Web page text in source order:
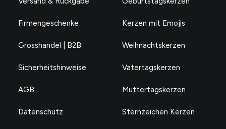
Firmengeschenke
Grosshandel | B2B
Sicherheitshinweise
AGB
Datenschutz
Kerzen mit Emojis
Weihnachtskerzen
Vatertagskerzen
Muttertagskerzen
Sternzeichen Kerzen